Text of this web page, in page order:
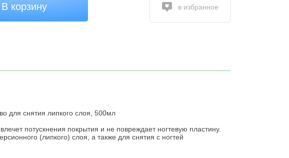
В корзину в избранное
для снятия липкого слоя, 500мл
потускнения покрытия и не повреждает ногтевую пластину.
(липкого) слоя, а также для снятия с ногтей